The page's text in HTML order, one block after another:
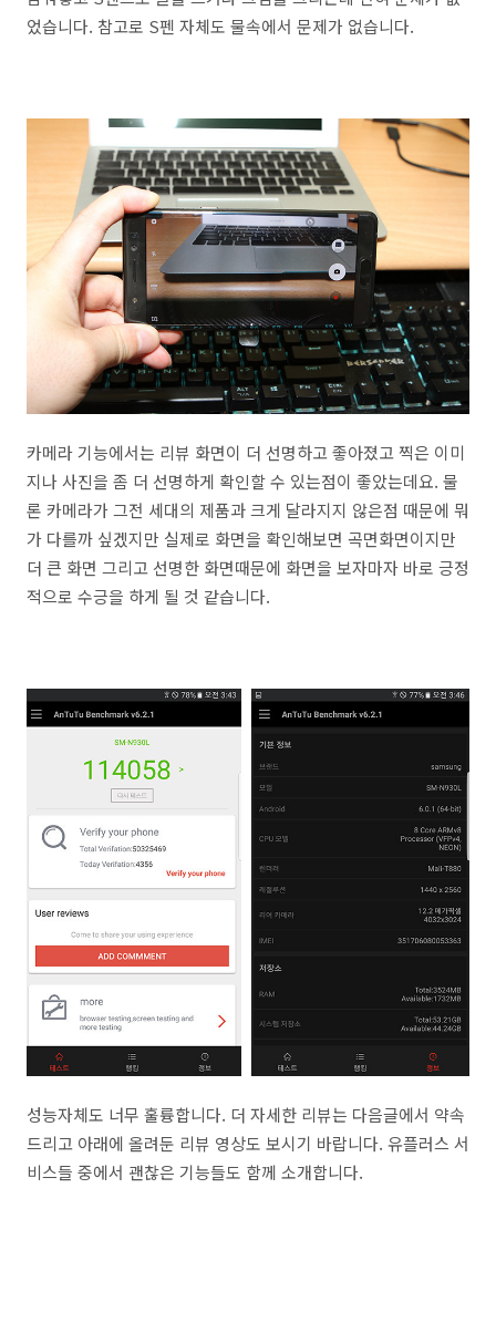
었습니다. 참고로 S펜 자체도 물속에서 문제가 없습니다.
카메라 기능에서는 리뷰 화면이 더 선명하고 좋아졌고 찍은 이미
지나 사진을 좀 더 선명하게 확인할 수 있는점이 좋았는데요. 물
론 카메라가 그전 세대의 제품과 크게 달라지지 않은점 때문에 뭐
가 다를까 싶겠지만 실제로 화면을 확인해보면 곡면화면이지만
더 큰 화면 그리고 선명한 화면때문에 화면을 보자마자 바로 긍정
적으로 수긍을 하게 될 것 같습니다.
성능자체도 너무 훌륭합니다. 더 자세한 리뷰는 다음글에서 약속
드리고 아래에 올려둔 리뷰 영상도 보시기 바랍니다. 유플러스 서
비스들 중에서 괜찮은 기능들도 함께 소개합니다.